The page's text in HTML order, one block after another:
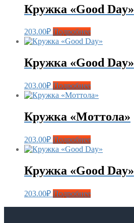
Кружка «Good Day»
203.00₽ Подробнее
Кружка «Good Day»
203.00₽ Подробнее
Кружка «Моттола»
203.00₽ Подробнее
Кружка «Good Day»
203.00₽ Подробнее